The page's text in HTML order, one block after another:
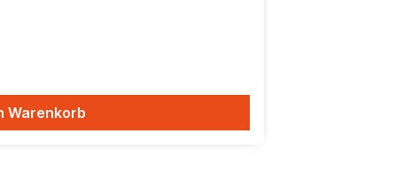
Warenkorb